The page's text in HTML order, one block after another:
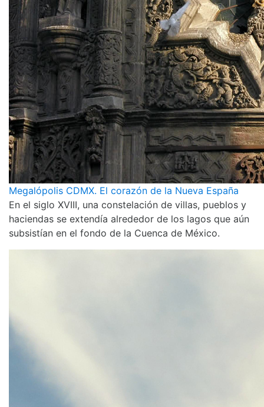
Megalópolis CDMX. El corazón de la Nueva España
En el siglo XVIII, una constelación de villas, pueblos y
haciendas se extendía alrededor de los lagos que aún
subsistían en el fondo de la Cuenca de México.